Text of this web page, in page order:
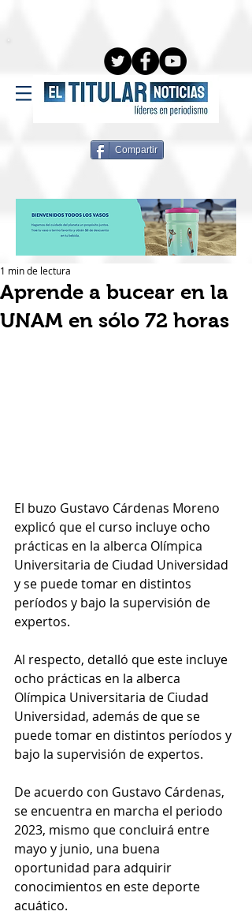
Compartir
Aprende a bucear en la
UNAM en sólo 72 horas
1 min de lectura
El buzo Gustavo Cárdenas Moreno
explicó que el curso incluye ocho
prácticas en la alberca Olímpica
Universitaria de Ciudad Universidad
y se puede tomar en distintos
períodos y bajo la supervisión de
expertos.
Al respecto, detalló que este incluye
ocho prácticas en la alberca
Olímpica Universitaria de Ciudad
Universidad, además de que se
puede tomar en distintos períodos y
bajo la supervisión de expertos.
De acuerdo con Gustavo Cárdenas,
se encuentra en marcha el periodo
2023, mismo que concluirá entre
mayo y junio, una buena
oportunidad para adquirir
conocimientos en este deporte
acuático.